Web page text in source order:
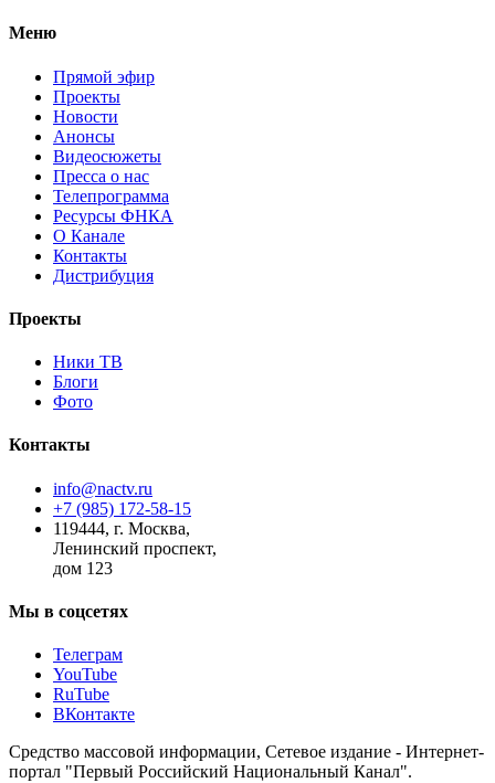
Меню
Прямой эфир
Проекты
Новости
Анонсы
Видеосюжеты
Пресса о нас
Телепрограмма
Ресурсы ФНКА
О Канале
Контакты
Дистрибуция
Проекты
Ники ТВ
Блоги
Фото
Контакты
info@nactv.ru
+7 (985) 172-58-15
119444, г. Москва,
Ленинский проспект,
дом 123
Мы в соцсетях
Телеграм
YouTube
RuTube
ВКонтакте
Средство массовой информации, Сетевое издание - Интернет-
портал "Первый Российский Национальный Канал".